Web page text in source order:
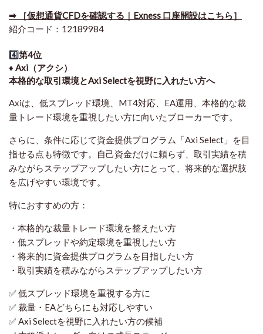
➡ ［仮想通貨CFDを確認する｜Exness 口座開設はこちら］
紹介コード：12189984
4️⃣第4位
♦️ Axi（アクシ）
本格的な取引環境とAxi Selectを視野に入れたい方へ
Axiは、低スプレッド環境、MT4対応、EA運用、本格的な裁
量トレード環境を重視したい方に向いたブローカーです。
さらに、条件に応じて資金提供プログラム「Axi Select」を目
指せる点も特徴です。自己資金だけに頼らず、取引実績を積
みながらステップアップしたい方にとって、将来的な選択肢
を広げやすい環境です。
特におすすめの方：
・本格的な裁量トレード環境を整えたい方
・低スプレッドや約定環境を重視したい方
・将来的に資金提供プログラムを目指したい方
・取引実績を積みながらステップアップしたい方
✅ 低スプレッド環境を重視する方に
✅ 裁量・EAどちらにも対応しやすい
✅ Axi Selectを視野に入れたい方の候補